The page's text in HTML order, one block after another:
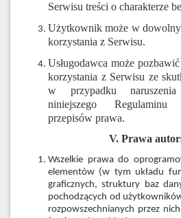
Serwisu treści o charakterze
Użytkownik może w
korzystania z Serwisu.
Usługodawca może
korzystania z Serwisu ze
w przypadku
niniejszego
przepisów prawa.
V. Prawa
Wszelkie prawa do
elementów (w tym układu
graficznych, struktury baz
pochodzących od
rozpowszechnianych przez